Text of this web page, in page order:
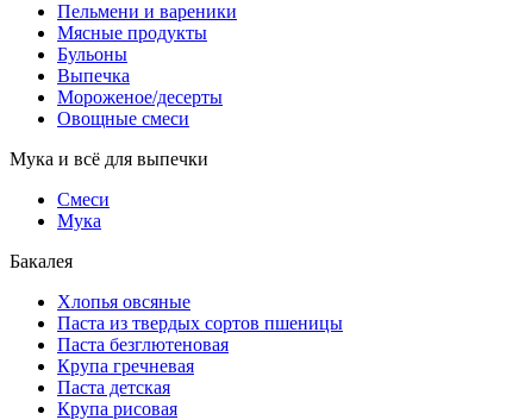
Пельмени и вареники
Мясные продукты
Бульоны
Выпечка
Мороженое/десерты
Овощные смеси
Мука и всё для выпечки
Смеси
Мука
Бакалея
Хлопья овсяные
Паста из твердых сортов пшеницы
Паста безглютеновая
Крупа гречневая
Паста детская
Крупа рисовая